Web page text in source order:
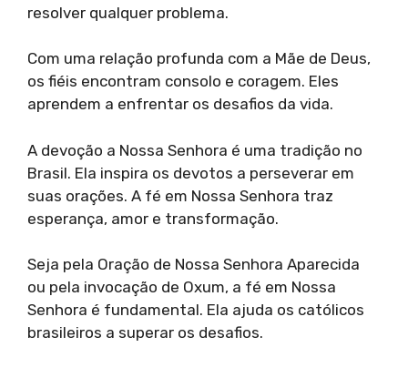
resolver qualquer problema.
Com uma relação profunda com a Mãe de Deus,
os fiéis encontram consolo e coragem. Eles
aprendem a enfrentar os desafios da vida.
A devoção a Nossa Senhora é uma tradição no
Brasil. Ela inspira os devotos a perseverar em
suas orações. A fé em Nossa Senhora traz
esperança, amor e transformação.
Seja pela Oração de Nossa Senhora Aparecida
ou pela invocação de Oxum, a fé em Nossa
Senhora é fundamental. Ela ajuda os católicos
brasileiros a superar os desafios.